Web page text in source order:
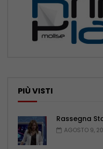
PIÙ VISTI
Rassegna
AGOSTO 9,